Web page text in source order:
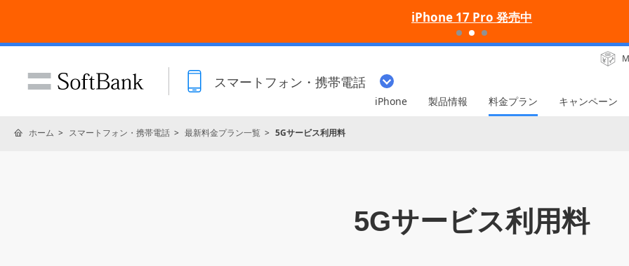
iPhone 17 Pro 発売中
スマートフォン・携帯電話
iPhone 製品情報 料金プラン キャンペーン
ホーム スマートフォン・携帯電話 最新料金プラン一覧 5Gサービス利用料
5Gサービス利用料